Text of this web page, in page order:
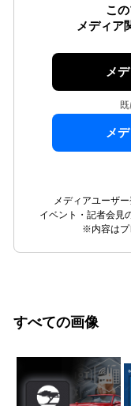
こ
メディア
メ
メ
メディアユーザ
イベント・記者会見
※内容はプ
すべての画像